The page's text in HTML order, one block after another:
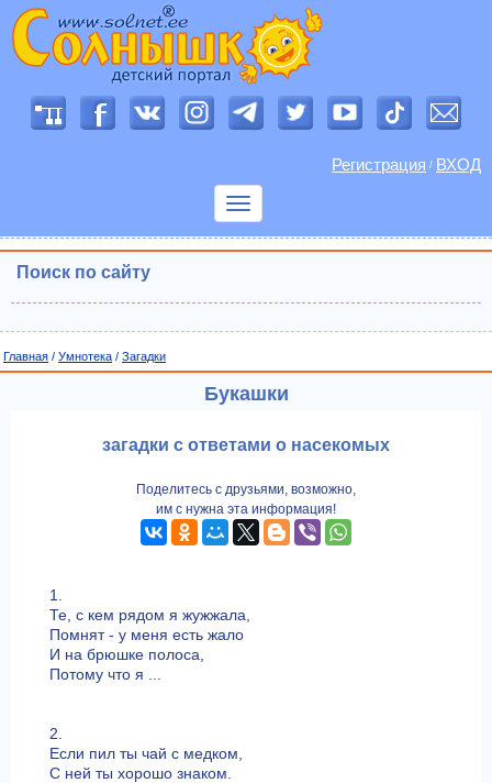
Регистрация / ВХОД
Показать
Поиск по сайту
Главная / Умнотека / Загадки
Букашки
загадки с ответами о насекомых
Поделитесь с друзьями, возможно,
им с нужна эта информация!
1.
Те, с кем рядом я жужжала,
Помнят - у меня есть жало
И на брюшке полоса,
Потому что я ...
2.
Если пил ты чай с медком,
С ней ты хорошо знаком.